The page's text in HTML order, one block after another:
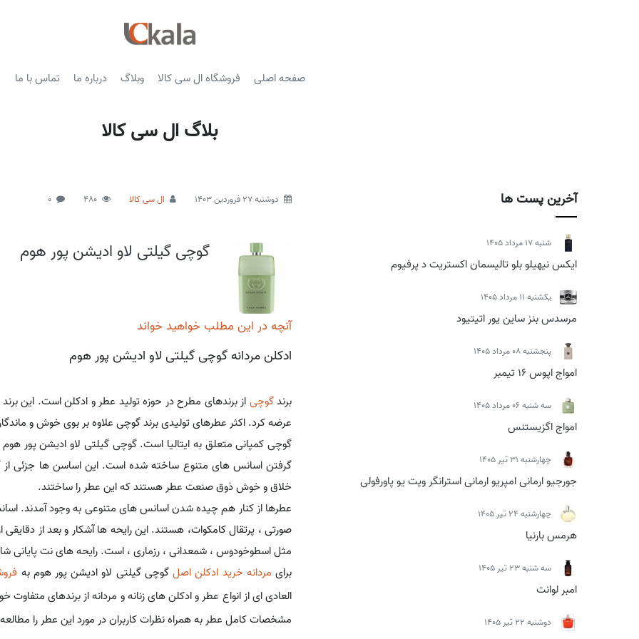
صفحه اصلی فروشگاه ال سی کالا وبلاگ درباره ما تماس با ما
بلاگ ال سی کالا
آخرین پست ها
شنبه 17 مرداد 1405
ایکس نیهیلو بلو تالیسمان اکستریت د پرفیوم
يكشنبه 11 مرداد 1405
مرسدس بنز ساین یور اتیتیود
پنجشنبه 08 مرداد 1405
امواج اپوس 16 تیمبر
سه شنبه 06 مرداد 1405
امواج اگزیستنس
چهارشنبه 31 تیر 1405
جورجیو ارمانی امپریو ارمانی استرانگر ویت یو پاورفولی
چهارشنبه 24 تیر 1405
هرمس بارنیا
سه شنبه 23 تیر 1405
امبر لوانت
دوشنبه 22 تیر 1405
دوشنبه 27 فروردین 1403 ال سی کالا 480
0
گوچی گیلتی لاو ادیشن پور هوم
آنچه در این مطلب خواهید خواند
ادکلن مردانه گوچی گیلتی لاو ادیشن پور هوم
برندگوچی از برندهای مطرح در حوزه تولید عطر و ادکلن است. این برند در
عرضه کرد. اکثر عطرهای تولیدی برند گوچی علاوه بر بوی خوش و
گرفتن اسانس های متنوع ساخته شده است. این اساسن ها جزئی از
خلاق و خوش ذوق صنعت عطر هستند که این عطر را ساختند.
عطرها از کنار هم چیده شدن اسانس های متنوعی به وجود آمدند.
صورتی ، پرتقال کامکوات، هستند. این رایحه ها آشکار و بعد از
مثل اسطوخودوس ، شمعدانی ، رزماری ، است. رایحه های نت
برای مردانه خرید ادکلن اصلگوچی گیلتی لاو ادیشن پور هوم به
العادی ای از انواع عطر و ادکلن های زنانه و مردانه از برندهای متفاوت
مشخصات کامل عطر به همراه نظرات کاربران در مورد این عطر را